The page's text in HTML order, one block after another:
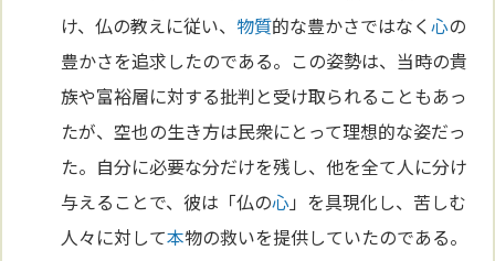
け、仏の教えに従い、 物質的な豊かさではなく心の
豊かさを追求したのである。この姿勢は、当時の貴
族や富裕層に対する批判と受け取られることもあっ
たが、空也の生き方は民衆にとって理想的な姿だっ
た。自分に必要な分だけを残し、他を全て人に分け
与えることで、彼は「仏の心」を具現化し、苦しむ
人々に対して本物の救いを提供していたのである。